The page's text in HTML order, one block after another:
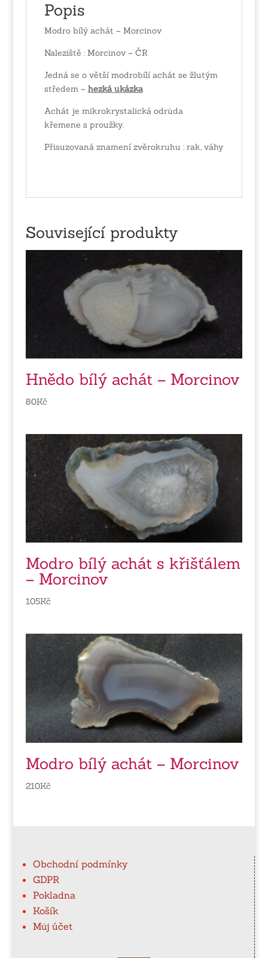
Popis
Modro bílý achát – Morcinov
Naleziště : Morcinov – ČR
Jedná se o větší modrobílí achát se žlutým
středem – hezká ukázka
Achát je mikrokrystalická odrůda
křemene s proužky.
Přisuzovaná znamení zvěrokruhu : rak, váhy
Související produkty
Hnědo bílý achát – Morcinov
80Kč
Modro bílý achát s křišťálem
– Morcinov
105Kč
Modro bílý achát – Morcinov
210Kč
Obchodní podmínky
GDPR
Pokladna
Košík
Můj účet